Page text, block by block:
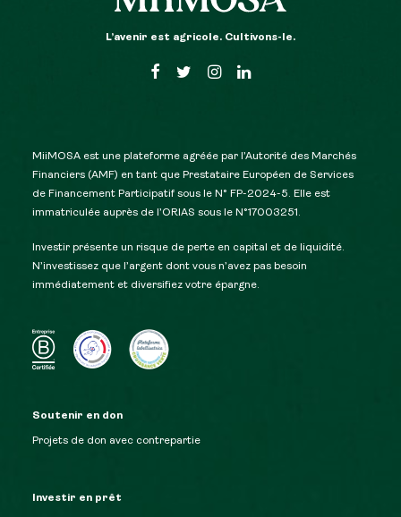
L’avenir est agricole. Cultivons-le.
MiiMOSA est une plateforme agréée par l’Autorité des Marchés
Financiers (AMF) en tant que Prestataire Européen de Services
de Financement Participatif sous le N° FP-2024-5. Elle est
immatriculée auprès de l’ORIAS sous le N°17003251.
Investir présente un risque de perte en capital et de liquidité.
N’investissez que l’argent dont vous n’avez pas besoin
immédiatement et diversifiez votre épargne.
Soutenir en don
Projets de don avec contrepartie
Investir en prêt